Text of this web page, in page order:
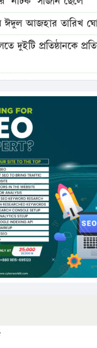
আজহার তারিখ
দুইটি প্রতিষ্ঠানকে
বাড়ল
বিদ্যুতের দাম
২৫ মে ফেনী সফরে যাবেন
অর্জন: পূর্ণ
কুয়েটের কৃতি…
১৪ জনের প্রাণহানি
ও এইচএসসি
পুড়লো ৬ ব্যবসা